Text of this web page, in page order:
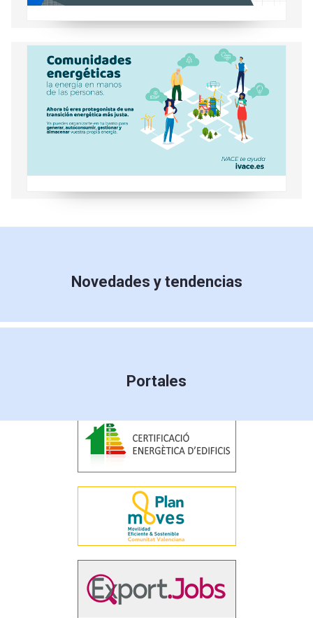
Conoce las comunidades energéticas
Novedades y tendencias
Portales